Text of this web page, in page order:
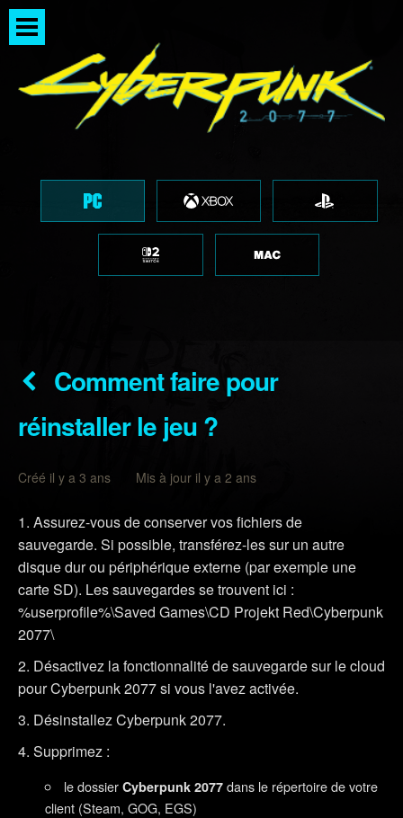
Comment faire pour
réinstaller le jeu ?
Créé il y a 3 ans Mis à jour il y a 2 ans
Assurez-vous de conserver vos fichiers de
sauvegarde. Si possible, transférez-les sur un autre
disque dur ou périphérique externe (par exemple une
carte SD). Les sauvegardes se trouvent ici :
%userprofile%\Saved Games\CD Projekt Red\Cyberpunk
2077\
Désactivez la fonctionnalité de sauvegarde sur le cloud
pour Cyberpunk 2077 si vous l'avez activée.
Désinstallez Cyberpunk 2077.
Supprimez :
le dossierCyberpunk 2077 dans le répertoire de votre
client (Steam, GOG, EGS)